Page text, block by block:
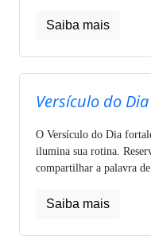
Saiba mais
Versículo do Dia
O Versículo do Dia
ilumina sua rotina.
compartilhar a palavra
Saiba mais